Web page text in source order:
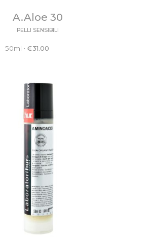
A.Aloe 30
PELLI SENSIBILI
50ml •€31.00